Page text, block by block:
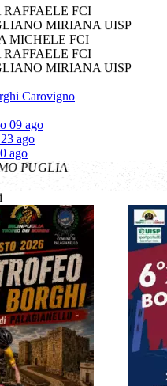
RAFFAELE FCI
MIRIANA UISP
MICHELE FCI
RAFFAELE FCI
MIRIANA UISP
Carovigno
09 ago
23 ago
ago
PUGLIA